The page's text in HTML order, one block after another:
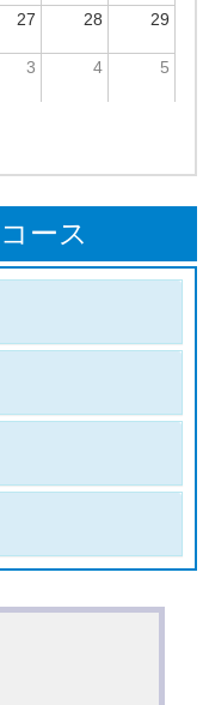
27 28 29
3 4 5
ース